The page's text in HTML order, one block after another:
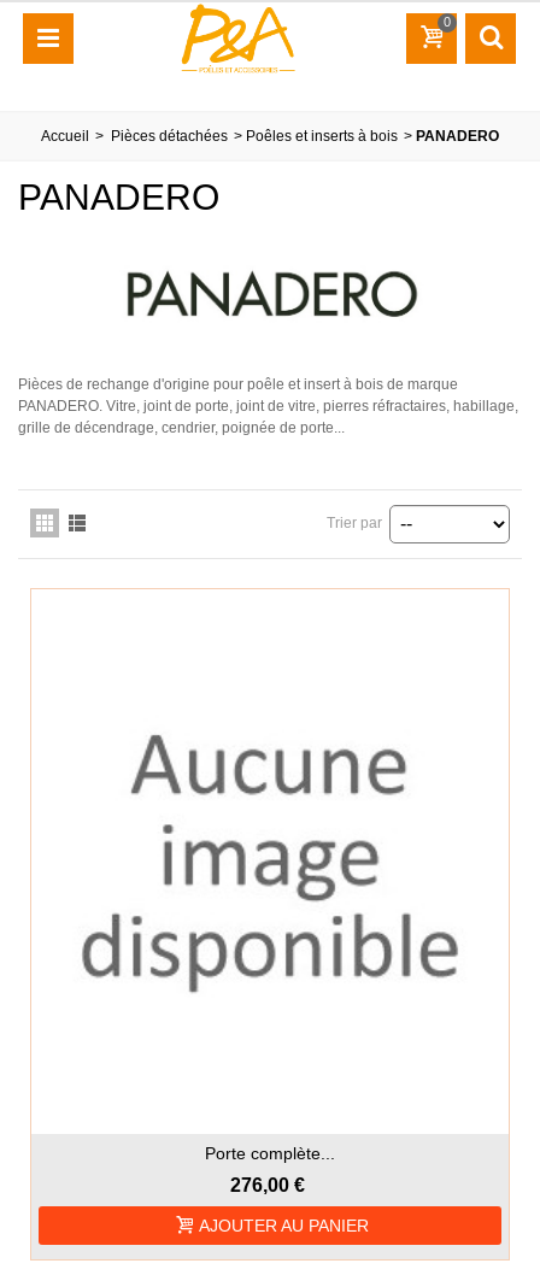
0
Accueil > Pièces détachées > Poêles et inserts à bois > PANADERO
PANADERO
Pièces de rechange d'origine pour poêle et insert à bois de marque
PANADERO. Vitre, joint de porte, joint de vitre, pierres réfractaires, habillage,
grille de décendrage, cendrier, poignée de porte...
Trier par
Porte complète...
276,00 €
AJOUTER AU PANIER